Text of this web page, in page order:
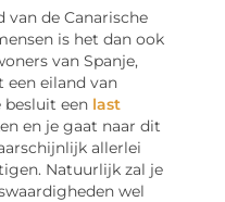
van de Canarische
is het dan ook
van Spanje,
een eiland van
besluit een last
en je gaat naar dit
allerlei
Natuurlijk zal je
wel